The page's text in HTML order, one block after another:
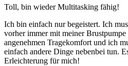
Toll, bin wieder Multitasking fähig!
Ich bin einfach nur begeistert. Ich
vorher immer mit meiner
angenehmen Tragekomfort und ich
einfach andere Dinge nebenbei tun.
Erleichterung für mich!